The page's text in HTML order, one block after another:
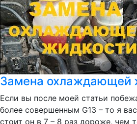
Замена охлаждающей
Если вы после моей статьи
более совершенным G13 – то я
стоит он в 7 – 8 раз дороже, чем